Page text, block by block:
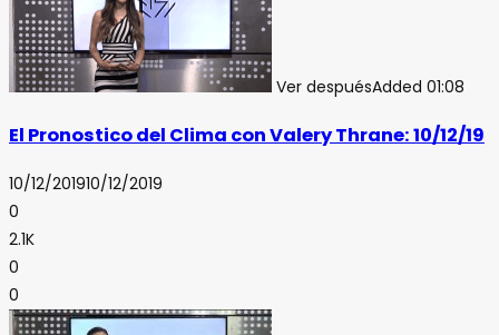
Ver despuésAdded 01:08
El Pronostico del Clima con Valery Thrane: 10/12/19
10/12/201910/12/2019
0
2.1K
0
0